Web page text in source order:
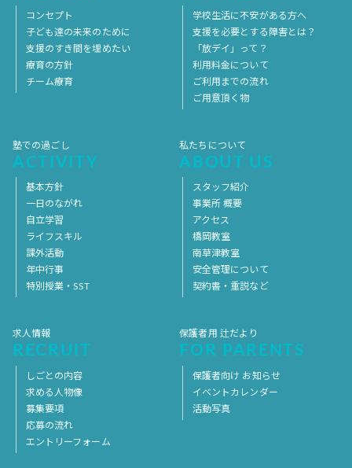
コンセプト
子ども達の未来のために
支援のすき間を埋めたい
療育の方針
チーム療育
学校生活に不安がある方へ
支援を必要とする障害とは？
「放デイ」って？
利用料金について
ご利用までの流れ
ご用意頂く物
塾での過ごし
ACTIVITY
基本方針
一日のながれ
自立学習
ライフスキル
課外活動
年中行事
特別授業・SST
私たちについて
ABOUT US
スタッフ紹介
事業所 概要
アクセス
橋岡教室
南草津教室
安全管理について
契約書・重説など
求人情報
RECRUIT
しごとの内容
求める人物像
募集要項
応募の流れ
エントリーフォーム
保護者用 辻だより
FOR PARENTS
保護者向け お知らせ
イベントカレンダー
活動写真